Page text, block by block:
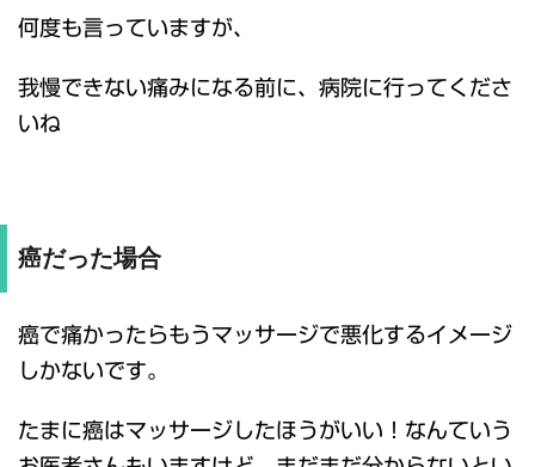
何度も言っていますが、
我慢できない痛みになる前に、病院に行ってくださ
いね
癌だった場合
癌で痛かったらもうマッサージで悪化するイメージ
しかないです。
たまに癌はマッサージしたほうがいい！なんていう